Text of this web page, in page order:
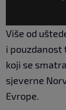
Više od
i pouzdanost
koji se
sjeverne
Evrope.